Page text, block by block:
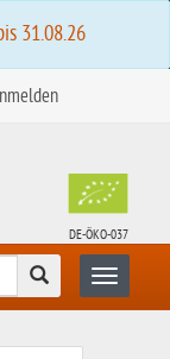
31.08.26
DE-ÖKO-037
Suchen Toggle